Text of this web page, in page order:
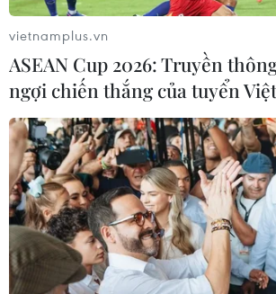
vietnamplus.vn
ASEAN Cup 2026: Truyền
ngợi chiến thắng của tuyển